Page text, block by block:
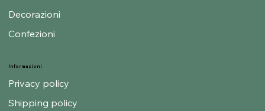
Informazioni
Privacy policy
Shipping policy
Decorazioni
Confezioni